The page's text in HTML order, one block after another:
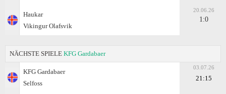
Haukar
Vikingur Olafsvik
20.06.26
1:0
NÄCHSTE SPIELE KFG Gardabaer
KFG Gardabaer
Selfoss
03.07.26
21:15